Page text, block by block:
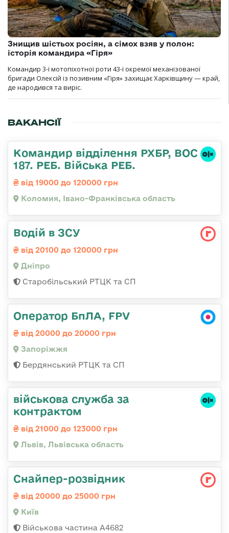
Знищив шістьох росіян, а сімох взяв у полон:
історія командира «Гіря»
Командир 3-ї мотопіхотної роти 43-ї окремої механізованої
бригади Олексій із позивним «Гіря» захищає Харківщину — край,
де народився та виріс.
ВАКАНСІЇ
Командир відділення РХБР, ВОС
187. РЕБ. Війська РЕБ.
від 19000 до 120000 грн
Коломия, Івано-Франківська область
Водій в ЗСУ
від 20100 до 120000 грн
Дніпро
Старобільський РТЦК та СП
Оператор БпЛА, FPV
від 20000 до 20000 грн
Запоріжжя
Бердянський РТЦК та СП
військова служба за
контрактом
від 21000 до 123000 грн
Львів, Львівська область
Снайпер-розвідник
від 20000 до 25000 грн
Київ
Військова частина А4682